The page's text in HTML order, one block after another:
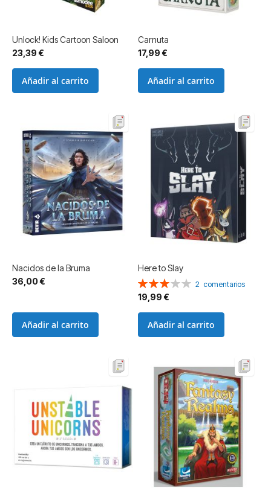
Unlock! Kids Cartoon Saloon
23,39 €
Añadir al carrito
Carnuta
17,99 €
Añadir al carrito
Nacidos de la Bruma
36,00 €
Añadir al carrito
Here to Slay
Valoración:
60%
2 comentarios
19,99 €
Añadir al carrito